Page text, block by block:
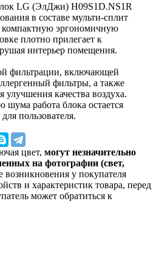
LG (ЭлДжи) H09S1D.NS1R
в составе мульти-сплит
компактную эргономичную
плотно прилегает к
интерьер помещения.
фильтрации, включающей
фильтры, а также
улучшения качества воздуха.
шума работа блока остается
пользователя.
цвет, могут незначительно
на фотографии (свет,
возникновения у покупателя
и характеристик товара, перед
может обратиться к